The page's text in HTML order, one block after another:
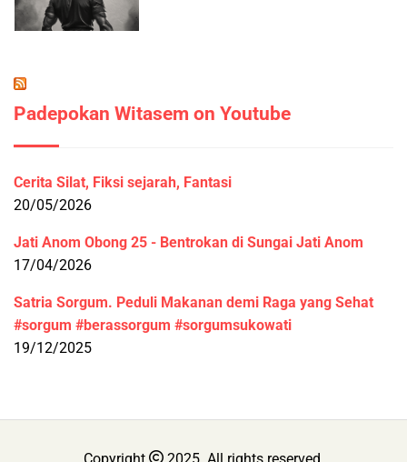
Padepokan Witasem on Youtube
Cerita Silat, Fiksi sejarah, Fantasi
20/05/2026
Jati Anom Obong 25 - Bentrokan di Sungai Jati Anom
17/04/2026
Satria Sorgum. Peduli Makanan demi Raga yang Sehat
#sorgum #berassorgum #sorgumsukowati
19/12/2025
Copyright 2025. All rights reserved.